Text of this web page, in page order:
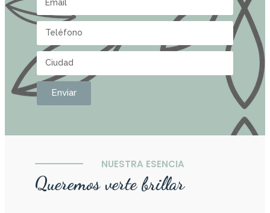
Enviar
NUESTRA ESENCIA
Queremos verte brillar